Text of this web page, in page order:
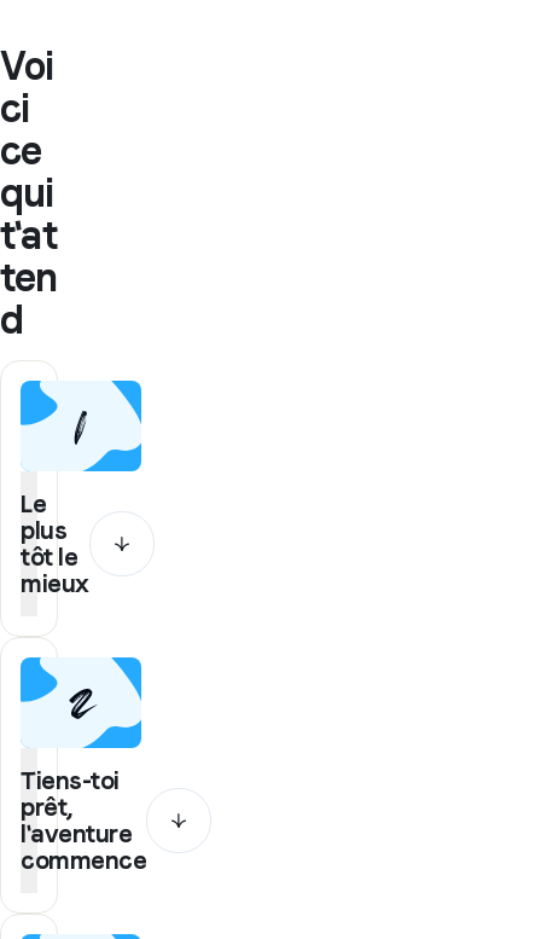
Voi
ci
ce
qui
t'at
ten
d
1
Le
plus
tôt le
mieux
Choisis
ton
programme
inscris-
au
vite
Cela
te
permet
de
meilleurs
tarifs
2
Tiens-toi
prêt,
l'aventure
commence
Effectue
ton